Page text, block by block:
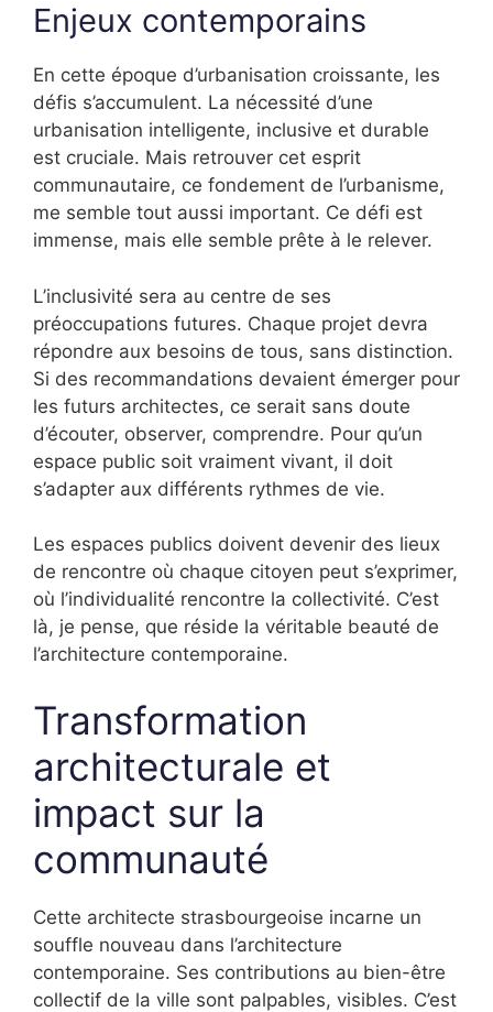
Enjeux contemporains
En cette époque d’urbanisation croissante, les
défis s’accumulent. La nécessité d’une
urbanisation intelligente, inclusive et durable
est cruciale. Mais retrouver cet esprit
communautaire, ce fondement de l’urbanisme,
me semble tout aussi important. Ce défi est
immense, mais elle semble prête à le relever.
L’inclusivité sera au centre de ses
préoccupations futures. Chaque projet devra
répondre aux besoins de tous, sans distinction.
Si des recommandations devaient émerger pour
les futurs architectes, ce serait sans doute
d’écouter, observer, comprendre. Pour qu’un
espace public soit vraiment vivant, il doit
s’adapter aux différents rythmes de vie.
Les espaces publics doivent devenir des lieux
de rencontre où chaque citoyen peut s’exprimer,
où l’individualité rencontre la collectivité. C’est
là, je pense, que réside la véritable beauté de
l’architecture contemporaine.
Transformation
architecturale et
impact sur la
communauté
Cette architecte strasbourgeoise incarne un
souffle nouveau dans l’architecture
contemporaine. Ses contributions au bien-être
collectif de la ville sont palpables, visibles. C’est